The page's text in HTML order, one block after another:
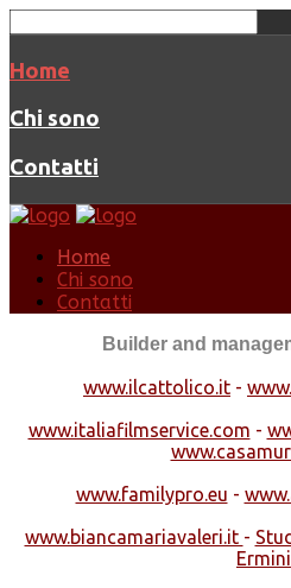
Home
Chi sono
Contatti
Home
Chi sono
Contatti
Builder and
www.ilcattolico.it -
www.italiafilmservice.com -
www.familypro.eu -
www.biancamariavaleri.it -
Ermini